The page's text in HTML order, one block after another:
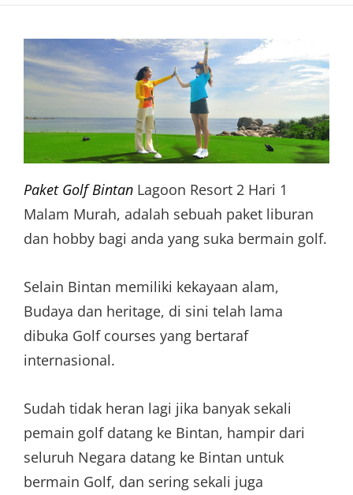
Paket Golf Bintan Lagoon Resort 2 Hari 1
Malam Murah, adalah sebuah paket liburan
dan hobby bagi anda yang suka bermain golf.
Selain Bintan memiliki kekayaan alam,
Budaya dan heritage, di sini telah lama
dibuka Golf courses yang bertaraf
internasional.
Sudah tidak heran lagi jika banyak sekali
pemain golf datang ke Bintan, hampir dari
seluruh Negara datang ke Bintan untuk
bermain Golf, dan sering sekali juga